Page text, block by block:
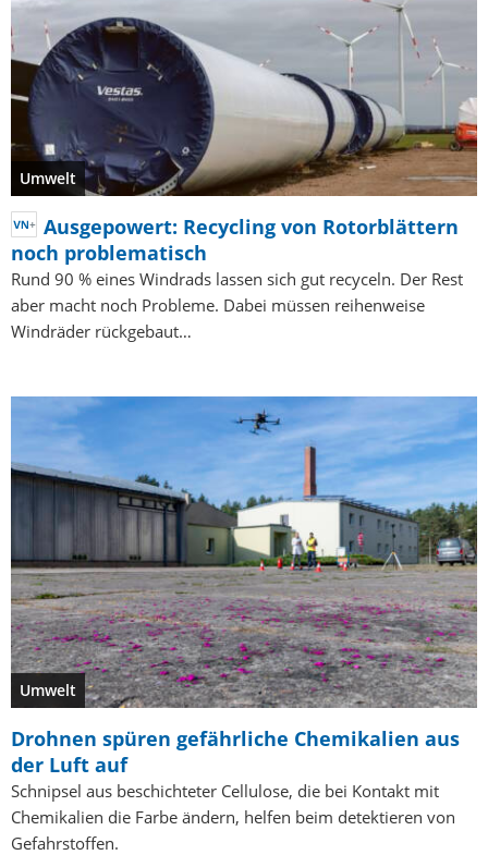
Umwelt
Ausgepowert: Recycling von Rotorblättern
noch problematisch
Rund 90 % eines Windrads lassen sich gut recyceln. Der Rest
aber macht noch Probleme. Dabei müssen reihenweise
Windräder rückgebaut…
Umwelt
Drohnen spüren gefährliche Chemikalien aus
der Luft auf
Schnipsel aus beschichteter Cellulose, die bei Kontakt mit
Chemikalien die Farbe ändern, helfen beim detektieren von
Gefahrstoffen.